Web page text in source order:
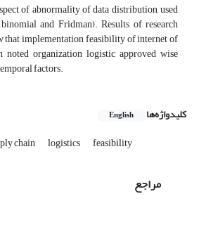
of abnormality of data distribution, used
and Fridman). Results of research
that implementation feasibility of internet of
organization logistic approved wise
factors.
کلیدواژه‌ها English
chain logistics feasibility
مراجع